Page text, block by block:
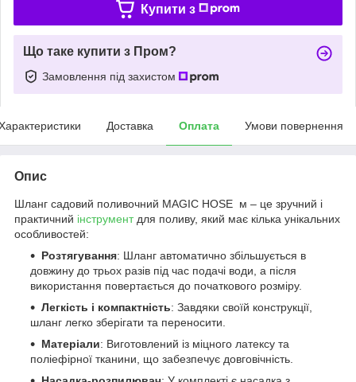
Купити з
Що таке купити з Пром?
Замовлення під захистом
Доставка Оплата Умови повернення
Опис
Шланг садовий поливочний MAGIC HOSE м – це зручний і
практичний інструментдля поливу, який має кілька унікальних
особливостей:
Розтягування: Шланг автоматично збільшується в
довжину до трьох разів під час подачі води, а після
використання повертається до початкового розміру.
Легкість і компактність: Завдяки своїй конструкції,
шланг легко зберігати та переносити.
Матеріали: Виготовлений із міцного латексу та
поліефірної тканини, що забезпечує довговічність.